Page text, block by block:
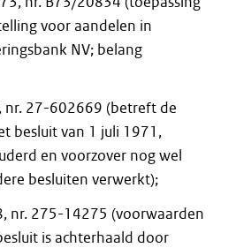
voor aandelen in
NV; belang
nr. 27-602669 (betreft de
besluit van 1 juli 1971,
en voorzover nog wel
besluiten verwerkt);
nr. 275-14275 (voorwaarden
is achterhaald door